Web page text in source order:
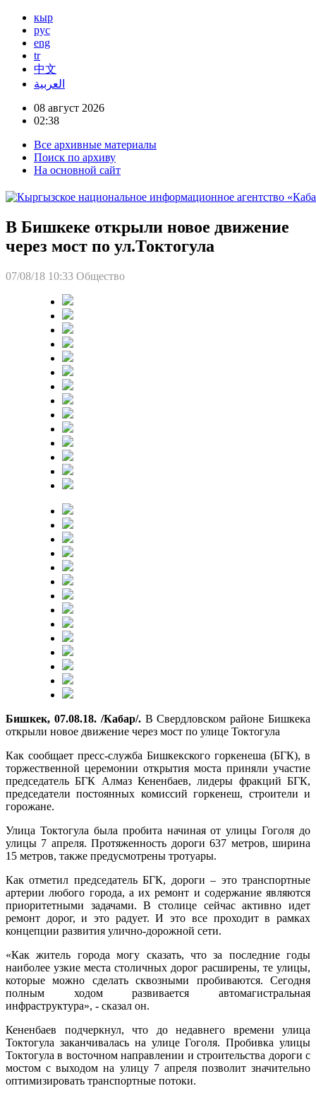
кыр
рус
eng
tr
中文
العربية
08 август 2026
02:38
Все архивные материалы
Поиск по архиву
На основной сайт
В Бишкеке открыли новое движение
через мост по ул.Токтогула
07/08/18 10:33 Общество
Бишкек, 07.08.18. /Кабар/. В Свердловском районе Бишкека
открыли новое движение через мост по улице Токтогула
Как сообщает пресс-служба Бишкекского горкенеша (БГК), в
торжественной церемонии открытия моста приняли участие
председатель БГК Алмаз Кененбаев, лидеры фракций БГК,
председатели постоянных комиссий горкенеш, строители и
горожане.
Улица Токтогула была пробита начиная от улицы Гоголя до
улицы 7 апреля. Протяженность дороги 637 метров, ширина
15 метров, также предусмотрены тротуары.
Как отметил председатель БГК, дороги – это транспортные
артерии любого города, а их ремонт и содержание являются
приоритетными задачами. В столице сейчас активно идет
ремонт дорог, и это радует. И это все проходит в рамках
концепции развития улично-дорожной сети.
«Как житель города могу сказать, что за последние годы
наиболее узкие места столичных дорог расширены, те улицы,
которые можно сделать сквозными пробиваются. Сегодня
полным ходом развивается автомагистральная
инфраструктура», - сказал он.
Кененбаев подчеркнул, что до недавнего времени улица
Токтогула заканчивалась на улице Гоголя. Пробивка улицы
Токтогула в восточном направлении и строительства дороги с
мостом с выходом на улицу 7 апреля позволит значительно
оптимизировать транспортные потоки.